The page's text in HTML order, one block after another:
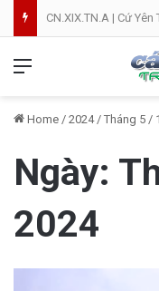
CN.XIX.TN.A | Cứ Yên
Home / 2024 / Tháng 5 /
Ngày:
2024